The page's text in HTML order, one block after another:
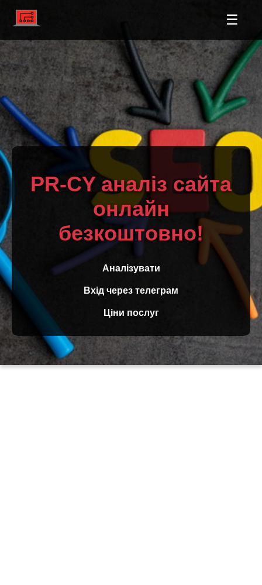
☰
PR-CY аналіз сайта
онлайн
безкоштовно!
Аналізувати
Вхід через телеграм
Ціни послуг